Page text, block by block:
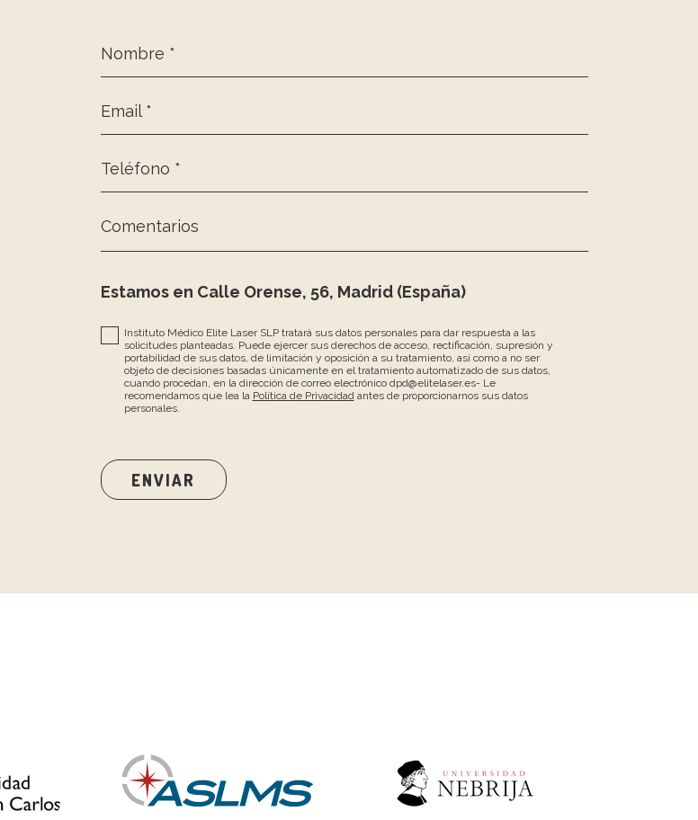
Nombre *
Email *
Teléfono *
Comentarios
Estamos en Calle Orense, 56, Madrid (España)
Instituto Médico Elite Laser SLP tratará sus datos personales para dar respuesta a las
solicitudes planteadas. Puede ejercer sus derechos de acceso, rectificación, supresión y
portabilidad de sus datos, de limitación y oposición a su tratamiento, así como a no ser
objeto de decisiones basadas únicamente en el tratamiento automatizado de sus datos,
cuando procedan, en la dirección de correo electrónico dpd@elitelaser.es- Le
recomendamos que lea la Política de Privacidad antes de proporcionarnos sus datos
personales.